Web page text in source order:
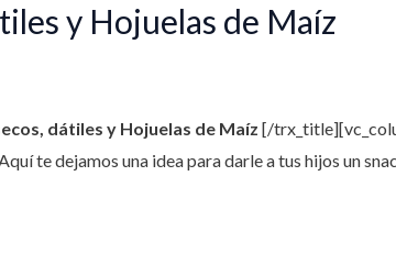
y Hojuelas de Maíz
dátiles y Hojuelas de Maíz [/
te dejamos una idea para darle a tus hijos un